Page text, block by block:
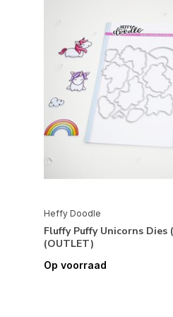
Heffy Doodle
Fluffy Puffy Unicorns Dies
(OUTLET)
Op voorraad